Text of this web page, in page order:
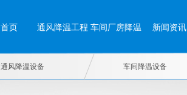
首页 通风降温工程 车间厂房降温 新闻资讯
通风降温设备 车间降温设备